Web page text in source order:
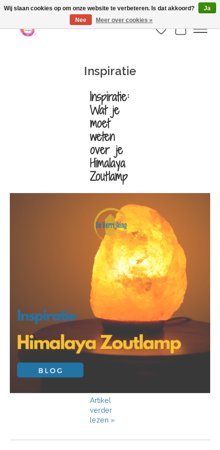
Webshop is geopend maar nog onder constructie | let op: Verzenden vanaf 29
juli
Verlanglijst
Inspiratie
Inspiratie:
Wat je
moet
weten
over je
Himalaya
Zoutlamp
Artikel
verder
lezen »
Wij slaan cookies op om onze website te verbeteren. Is dat akkoord?
Ja
Nee
Meer over cookies »